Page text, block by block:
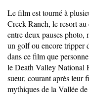
Le film est tourné à
Creek Ranch, le resort
entre deux pauses photo,
un golf ou encore tripper
dans ce film que
le Death Valley National
sueur, courant après leur
mythiques de la Vallée